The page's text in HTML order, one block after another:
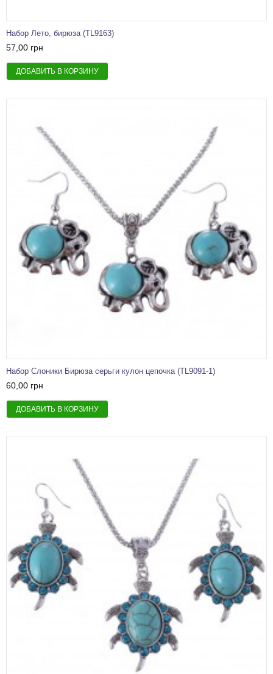
Набор Лето, бирюза (TL9163)
57,00 грн
ДОБАВИТЬ В КОРЗИНУ
Набор Слоники Бирюза серьги кулон цепочка (TL9091-1)
60,00 грн
ДОБАВИТЬ В КОРЗИНУ